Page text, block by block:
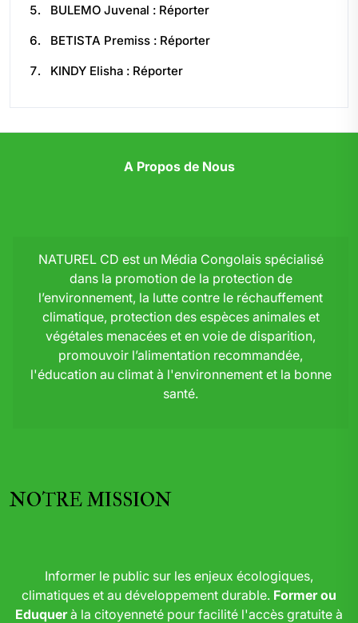
BULEMO Juvenal : Réporter
BETISTA Premiss : Réporter
KINDY Elisha : Réporter
A Propos de Nous
NATUREL CD est un Média Congolais spécialisé
dans la promotion de la protection de
l’environnement, la lutte contre le réchauffement
climatique, protection des espèces animales et
végétales menacées et en voie de disparition,
promouvoir l’alimentation recommandée,
l'éducation au climat à l'environnement et la bonne
santé.
NOTRE MISSION
Informer le public sur les enjeux écologiques,
climatiques et au développement durable. Former ou
Eduquerà la citoyenneté pour facilité l'accès gratuite à